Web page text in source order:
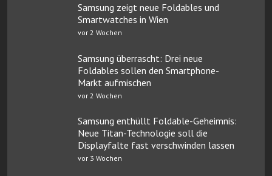
Samsung zeigt neue Foldables und
Smartwatches in Wien
vor 2 Wochen
Samsung überrascht: Drei neue
Foldables sollen den Smartphone-
Markt aufmischen
vor 2 Wochen
Samsung enthüllt Foldable-Geheimnis:
Neue Titan-Technologie soll die
Displayfalte fast verschwinden lassen
vor 3 Wochen